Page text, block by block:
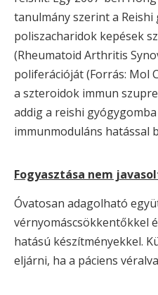
tanulmány szerint a
poliszacharidok kepések
(Rheumatoid Arthritis
poliferációját (Forrás: Mol
a szteroidok immun
addig a reishi
immunmoduláns hatással
Fogyasztása nem
Óvatosan adagolható
vérnyomáscsökkentőkkel
hatású készítményekkel.
eljárni, ha a páciens